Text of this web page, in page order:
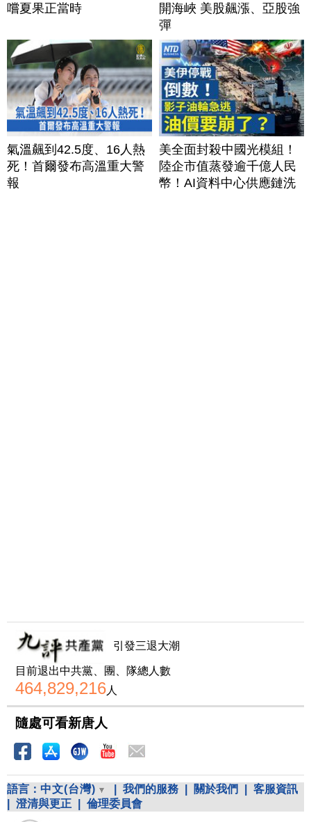
嚐夏果正當時
開海峽 美股飆漲、亞股強
彈
氣溫飆到42.5度、16人熱
死！首爾發布高溫重大警
報
美全面封殺中國光模組！
陸企市值蒸發逾千億人民
幣！AI資料中心供應鏈洗
引發三退大潮
目前退出中共黨、團、隊總人數
464,829,216人
隨處可看新唐人
語言： 中文(台灣) 我們的服務 關於我們
客服資訊
澄清與更正 倫理委員會